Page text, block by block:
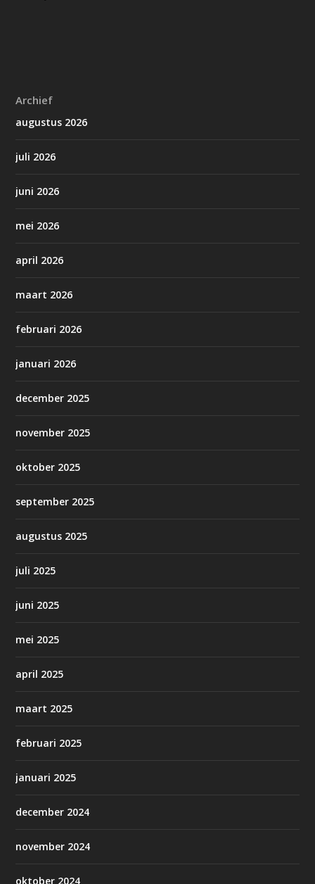
Archief
augustus 2026
juli 2026
juni 2026
mei 2026
april 2026
maart 2026
februari 2026
januari 2026
december 2025
november 2025
oktober 2025
september 2025
augustus 2025
juli 2025
juni 2025
mei 2025
april 2025
maart 2025
februari 2025
januari 2025
december 2024
november 2024
oktober 2024